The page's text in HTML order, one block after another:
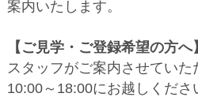
案内いたします。
【ご見学・ご登録希望の方へ】
スタッフがご案内させてい
10:00～18:00にお越しくださ